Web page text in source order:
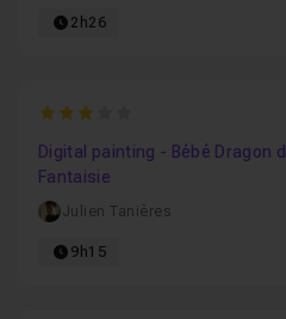
2h26
3
Digital painting - Bébé Dragon
Fantaisie
Julien Tanières
9h15